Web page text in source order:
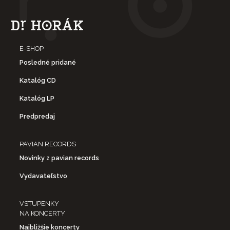
E-SHOP
Posledné pridané
Katalóg CD
Katalóg LP
Predpredaj
PAVIAN RECORDS
Novinky z pavian records
Vydavateľstvo
VSTUPENKY
NA KONCERTY
Najbližšie koncerty